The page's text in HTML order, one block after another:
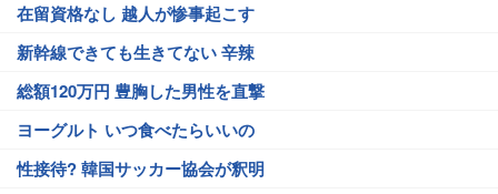
在留資格なし 越人が惨事起こす
新幹線できても生きてない 辛辣
総額120万円 豊胸した男性を直撃
ヨーグルト いつ食べたらいいの
性接待? 韓国サッカー協会が釈明